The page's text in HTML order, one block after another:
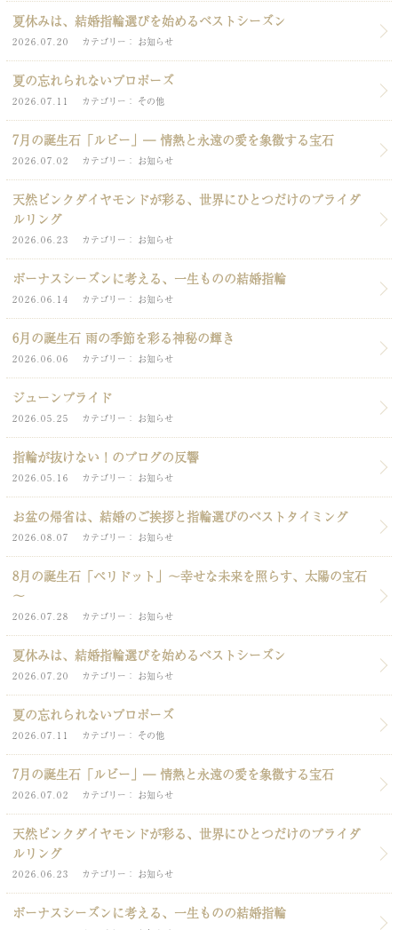
夏休みは、結婚指輪選びを始めるベストシーズン
2026.07.20 カテゴリー お知らせ
夏の忘れられないプロポーズ
2026.07.11 カテゴリー その他
7月の誕生石「ルビー」― 情熱と永遠の愛を象徴する宝石
2026.07.02 カテゴリー お知らせ
天然ピンクダイヤモンドが彩る、世界にひとつだけのブライダ
ルリング
2026.06.23 カテゴリー お知らせ
ボーナスシーズンに考える、一生ものの結婚指輪
2026.06.14 カテゴリー お知らせ
6月の誕生石 雨の季節を彩る神秘の輝き
2026.06.06 カテゴリー お知らせ
ジューンブライド
2026.05.25 カテゴリー お知らせ
指輪が抜けない！のブログの反響
2026.05.16 カテゴリー お知らせ
お盆の帰省は、結婚のご挨拶と指輪選びのベストタイミング
2026.08.07 カテゴリー お知らせ
8月の誕生石「ペリドット」～幸せな未来を照らす、太陽の宝石
～
2026.07.28 カテゴリー お知らせ
夏休みは、結婚指輪選びを始めるベストシーズン
2026.07.20 カテゴリー お知らせ
夏の忘れられないプロポーズ
2026.07.11 カテゴリー その他
7月の誕生石「ルビー」― 情熱と永遠の愛を象徴する宝石
2026.07.02 カテゴリー お知らせ
天然ピンクダイヤモンドが彩る、世界にひとつだけのブライダ
ルリング
2026.06.23 カテゴリー お知らせ
ボーナスシーズンに考える、一生ものの結婚指輪